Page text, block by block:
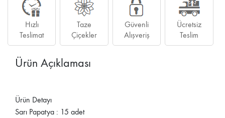
Hızlı
Teslimat
Taze
Çiçekler
Güvenli
Alışveriş
Ücretsiz
Teslim
Ürün Açıklaması
Ürün Detayı
Sarı Papatya : 15 adet